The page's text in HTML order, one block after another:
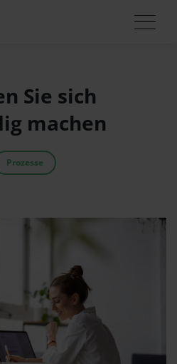
Sie sich
machen
Prozesse